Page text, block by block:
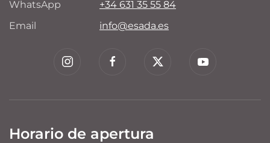
WhatsApp
+34 631 35 55 84
Email
info@esada.es
Horario de apertura